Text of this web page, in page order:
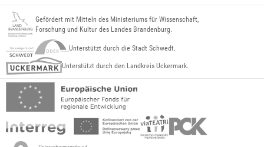
Gefördert mit Mitteln des Ministeriums für Wissenschaft,
Forschung und Kultur des Landes Brandenburg.
Unterstützt durch die Stadt Schwedt.
Unterstützt durch den Landkreis Uckermark.